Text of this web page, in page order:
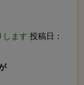
します 投稿日：